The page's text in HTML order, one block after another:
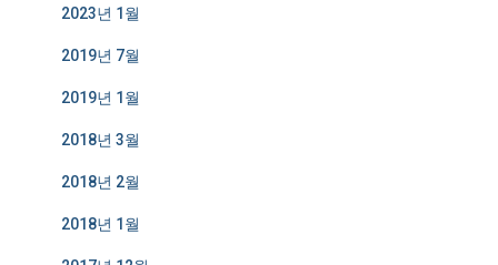
2023년 1월
2019년 7월
2019년 1월
2018년 3월
2018년 2월
2018년 1월